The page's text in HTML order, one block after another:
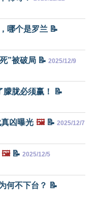
哪个是罗兰 📝
”被破局 📝 2025/12/9
朦胧必须赢！ 📝
凶曝光 🖼️📝 2025/12/7
🖼️📝 2025/12/5
何不下台？ 📝